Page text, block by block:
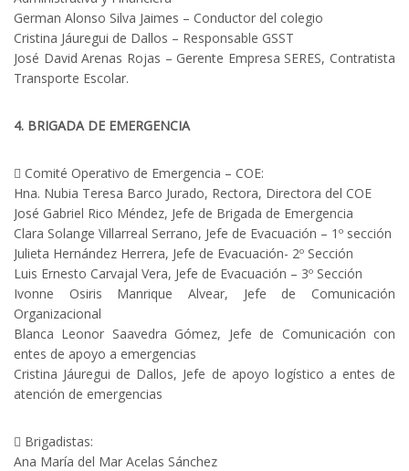
German Alonso Silva Jaimes – Conductor del colegio
Cristina Jáuregui de Dallos – Responsable GSST
José David Arenas Rojas – Gerente Empresa SERES, Contratista
Transporte Escolar.
4. BRIGADA DE EMERGENCIA
 Comité Operativo de Emergencia – COE:
Hna. Nubia Teresa Barco Jurado, Rectora, Directora del COE
José Gabriel Rico Méndez, Jefe de Brigada de Emergencia
Clara Solange Villarreal Serrano, Jefe de Evacuación – 1º sección
Julieta Hernández Herrera, Jefe de Evacuación- 2º Sección
Luis Ernesto Carvajal Vera, Jefe de Evacuación – 3º Sección
Ivonne Osiris Manrique Alvear, Jefe de Comunicación
Organizacional
Blanca Leonor Saavedra Gómez, Jefe de Comunicación con
entes de apoyo a emergencias
Cristina Jáuregui de Dallos, Jefe de apoyo logístico a entes de
atención de emergencias
 Brigadistas:
Ana María del Mar Acelas Sánchez